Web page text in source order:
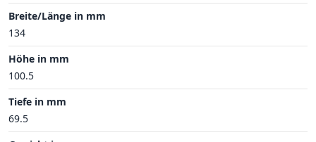
Breite/Länge in mm
134
Höhe in mm
100.5
Tiefe in mm
69.5